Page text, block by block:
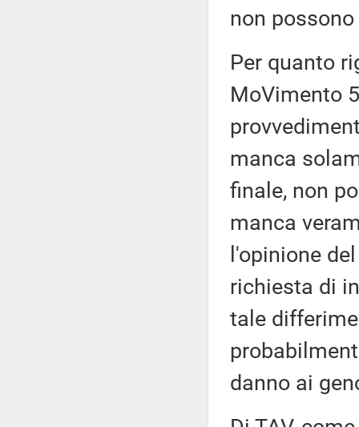
non
Per quanto
MoVimento
manca
finale, non
manca
l'opinione
richiesta di
tale
danno ai